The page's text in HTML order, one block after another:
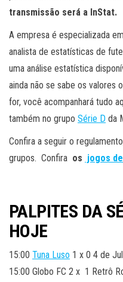
transmissão será a InStat.
A empresa é especializada
analista de estatísticas de
uma análise estatística
ainda não se sabe os valores
for, você acompanhará tudo
também no grupo Série D da
Confira a seguir o
grupos. Confira os jogos
PALPITES DA
HOJE
15:00 Tuna Luso 1 x 0 4 de
15:00 Globo FC 2 x 1 Retrô